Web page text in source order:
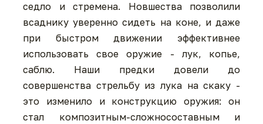
седло и стремена. Новшества позволили
всаднику уверенно сидеть на коне, и даже
при быстром движении эффективнее
использовать свое оружие - лук, копье,
саблю. Наши предки довели до
совершенства стрельбу из лука на скаку -
это изменило и конструкцию оружия: он
стал композитным-сложносоставным и